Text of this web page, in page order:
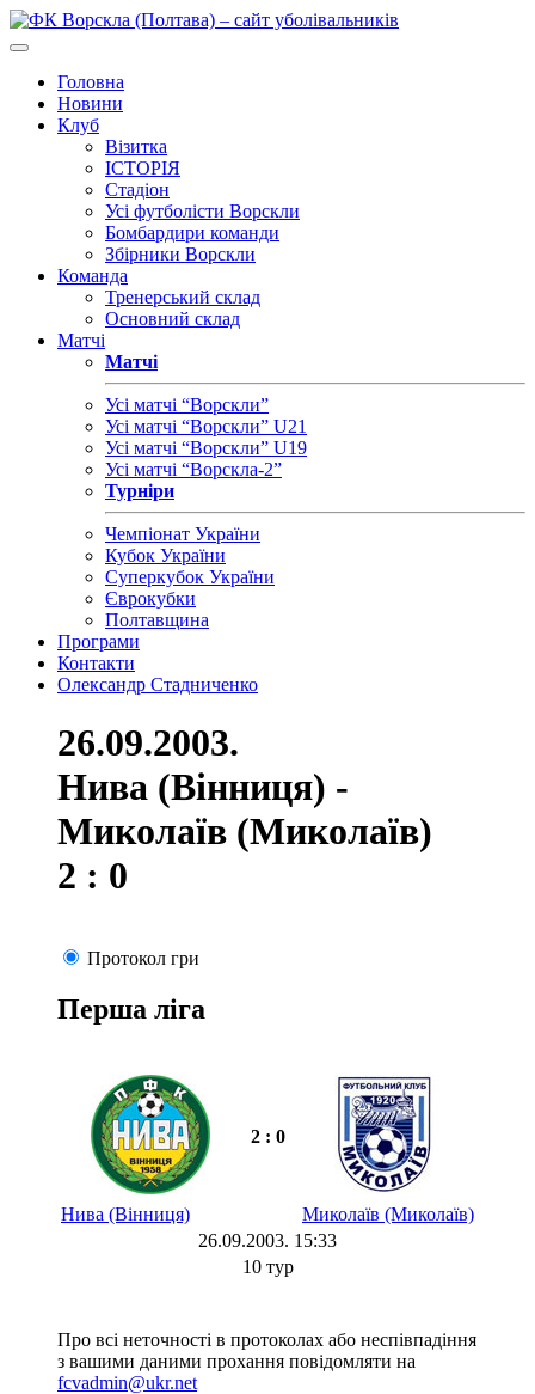
Головна
Новини
Клуб
Візитка
ІСТОРІЯ
Стадіон
Усі футболісти Ворскли
Бомбардири команди
Збірники Ворскли
Команда
Тренерський склад
Основний склад
Матчі
Матчі
Усі матчі “Ворскли”
Усі матчі “Ворскли” U21
Усі матчі “Ворскли” U19
Усі матчі “Ворскла-2”
Турніри
Чемпіонат України
Кубок України
Суперкубок України
Єврокубки
Полтавщина
Програми
Контакти
Олександр Стадниченко
26.09.2003.
Нива (Вінниця) -
Миколаїв (Миколаїв)
2 : 0
Протокол гри
Перша ліга
2 : 0
Нива (Вінниця)
Миколаїв (Миколаїв)
26.09.2003. 15:33
10 тур
Про всі неточності в протоколах або неспівпадіння
з вашими даними прохання повідомляти на
fcvadmin@ukr.net